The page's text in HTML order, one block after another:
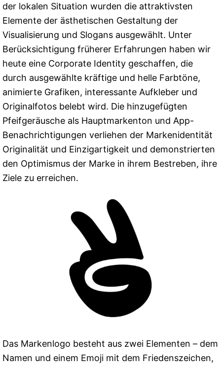
der lokalen Situation wurden die attraktivsten
Elemente der ästhetischen Gestaltung der
Visualisierung und Slogans ausgewählt. Unter
Berücksichtigung früherer Erfahrungen haben wir
heute eine Corporate Identity geschaffen, die
durch ausgewählte kräftige und helle Farbtöne,
animierte Grafiken, interessante Aufkleber und
Originalfotos belebt wird. Die hinzugefügten
Pfeifgeräusche als Hauptmarkenton und App-
Benachrichtigungen verliehen der Markenidentität
Originalität und Einzigartigkeit und demonstrierten
den Optimismus der Marke in ihrem Bestreben, ihre
Ziele zu erreichen.
Das Markenlogo besteht aus zwei Elementen – dem
Namen und einem Emoji mit dem Friedenszeichen,